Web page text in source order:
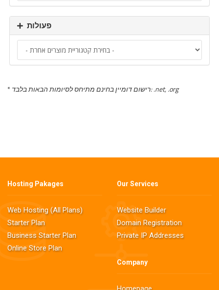
פעולות
* רישום דומיין בחינם מתיחס לסיומות הבאות בלבד: .net, .org
Hosting Pakages
Web Hosting (All Plans)
Starter Plan
Business Starter Plan
Online Store Plan
Our Services
Website Builder
Domain Registration
Private IP Addresses
Company